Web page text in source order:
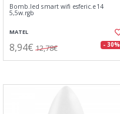
Bomb.led smart wifi esferic.e14
5,5w.rgb
MATEL
8,94€ 12,78€ - 30%